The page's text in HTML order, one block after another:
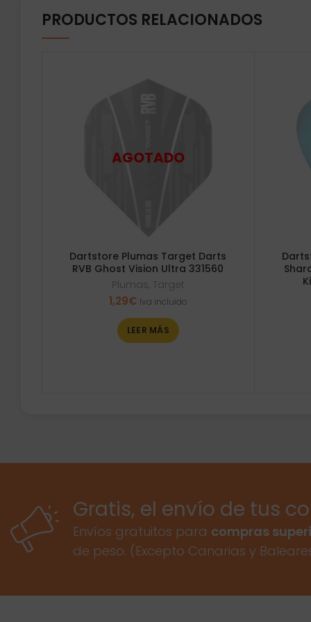
PRODUCTOS RELACIONADOS
Dartstore Plumas Target Darts
RVB Ghost Vision Ultra 331560
Plumas, Target
1,29€ Iva incluido
LEER MÁS
Gratis, el envío de tus
Envíos gratuitos para compras
de peso. (Excepto Canarias y